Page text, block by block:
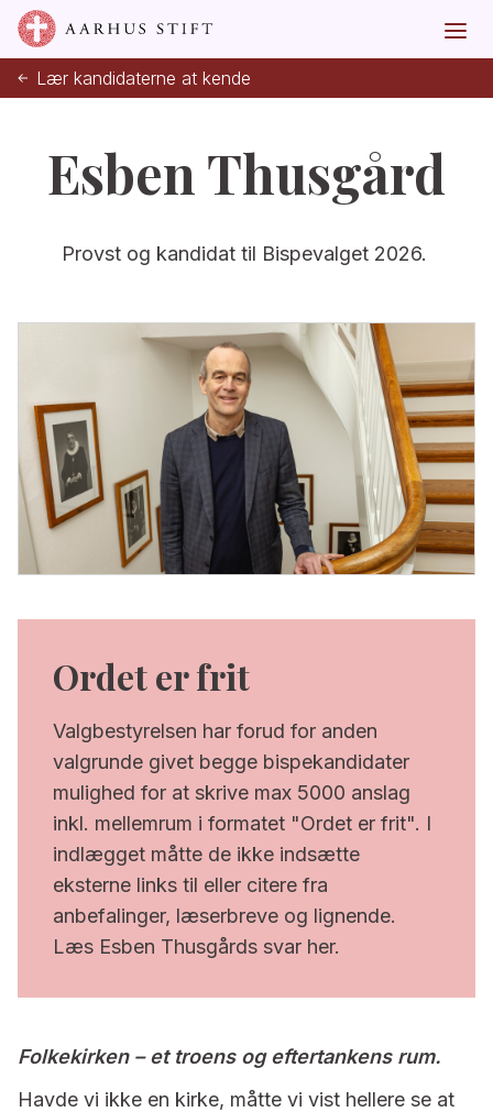
Lær kandidaterne at kende
Esben Thusgård
Provst og kandidat til Bispevalget 2026.
Ordet er frit
Valgbestyrelsen har forud for anden
valgrunde givet begge bispekandidater
mulighed for at skrive max 5000 anslag
inkl. mellemrum i formatet "Ordet er frit". I
indlægget måtte de ikke indsætte
eksterne links til eller citere fra
anbefalinger, læserbreve og lignende.
Læs Esben Thusgårds svar her.
Folkekirken – et troens og eftertankens rum.
Havde vi ikke en kirke, måtte vi vist hellere se at